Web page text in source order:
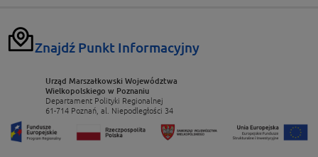
Znajdź Punkt Informacyjny
Urząd Marszałkowski Województwa
Wielkopolskiego w Poznaniu
Departament Polityki Regionalnej
61-714 Poznań, al. Niepodległości 34